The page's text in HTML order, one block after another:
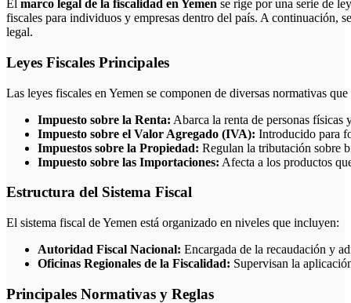
El marco legal de la fiscalidad en Yemen se rige por una serie de
fiscales para individuos y empresas dentro del país. A continuación,
legal.
Leyes Fiscales Principales
Las leyes fiscales en Yemen se componen de diversas normativas
Impuesto sobre la Renta: Abarca la renta de personas físicas
Impuesto sobre el Valor Agregado (IVA): Introducido para
Impuestos sobre la Propiedad: Regulan la tributación sobre
Impuesto sobre las Importaciones: Afecta a los productos
Estructura del Sistema Fiscal
El sistema fiscal de Yemen está organizado en niveles que incluyen:
Autoridad Fiscal Nacional: Encargada de la recaudación y
Oficinas Regionales de la Fiscalidad: Supervisan la
Principales Normativas y Reglas